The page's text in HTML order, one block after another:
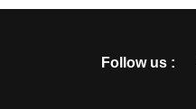
Follow us :